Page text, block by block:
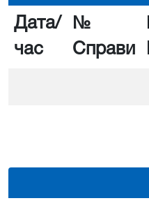
Дата/
час
№
Справи